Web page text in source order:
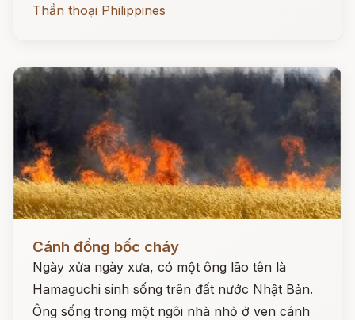
Thần thoại Philippines
Cánh đồng bốc cháy
Ngày xửa ngày xưa, có một ông lão tên là
Hamaguchi sinh sống trên đất nước Nhật Bản.
Ông sống trong một ngôi nhà nhỏ ở ven cánh